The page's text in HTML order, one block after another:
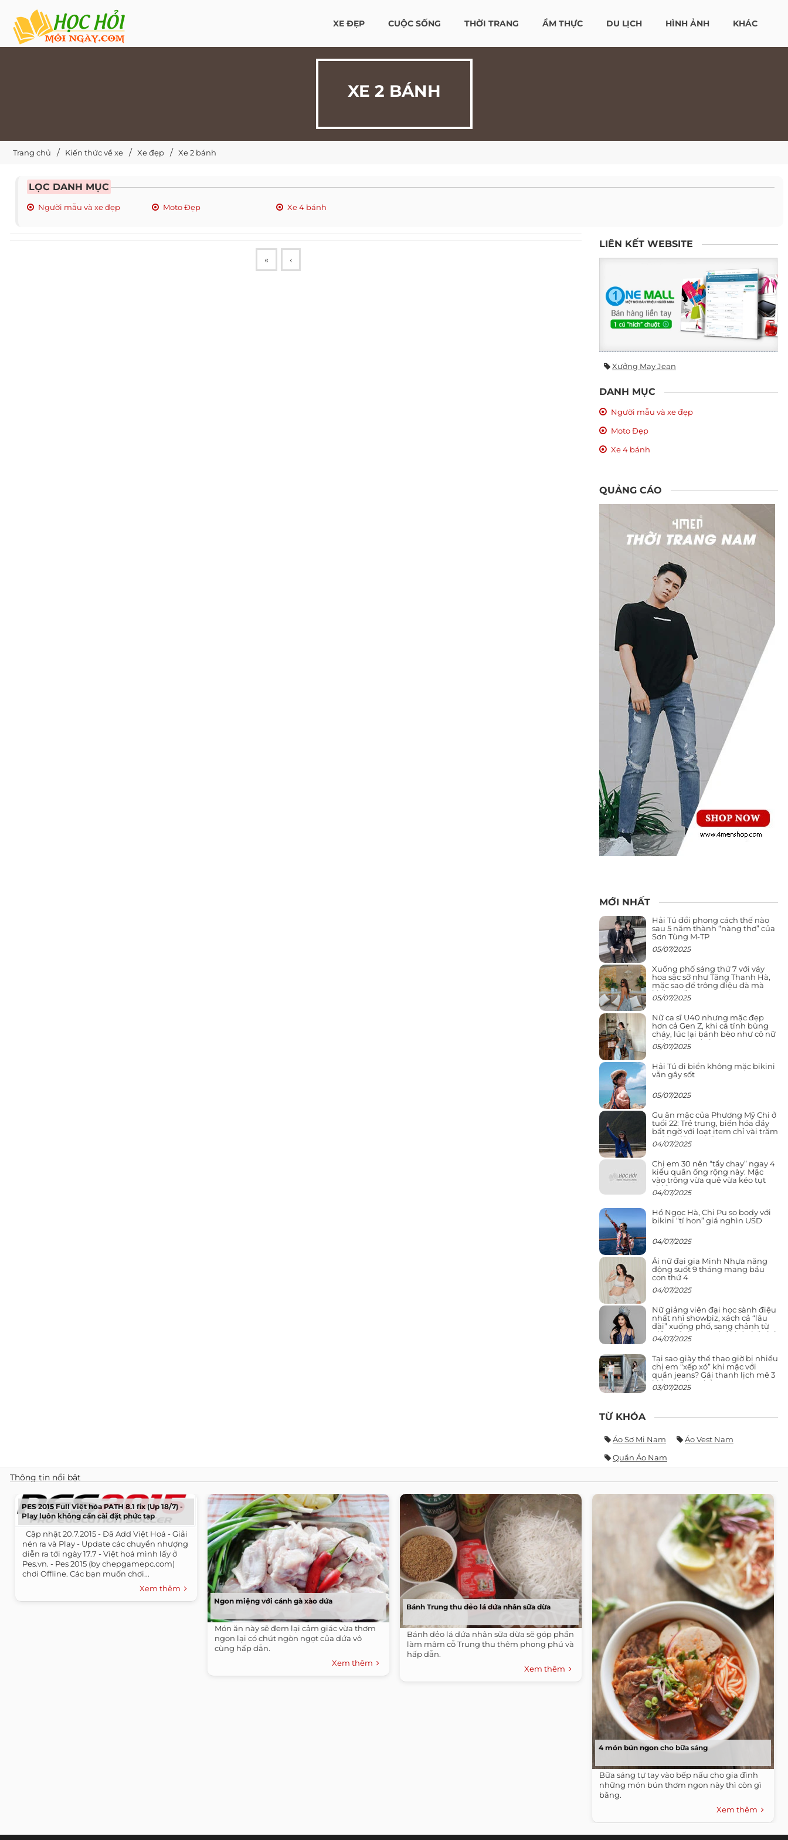
XE ĐẸP CUỘC SỐNG THỜI TRANG ẨM THỰC DU LỊCH HÌNH ẢNH KHÁC
XE 2 BÁNH
Trang chủ Kiến thức về xe Xe đẹp Xe 2 bánh
LỌC DANH MỤC
Người mẫu và xe đẹp Moto Đẹp Xe 4 bánh
« ‹
LIÊN KẾT WEBSITE
Xưởng May Jean
DANH MỤC
Người mẫu và xe đẹp
Moto Đẹp
Xe 4 bánh
QUẢNG CÁO
MỚI NHẤT
Hải Tú đổi phong cách thế nào
sau 5 năm thành “nàng thơ” của
Sơn Tùng M-TP
05/07/2025
Xuống phố sáng thứ 7 với váy
hoa sặc sỡ như Tăng Thanh Hà,
mặc sao để trông điệu đà mà
không sến
05/07/2025
Nữ ca sĩ U40 nhưng mặc đẹp
hơn cả Gen Z, khi cá tính bùng
cháy, lúc lại bánh bèo như cô nữ
chính ngôn tình
05/07/2025
Hải Tú đi biển không mặc bikini
vẫn gây sốt
05/07/2025
Gu ăn mặc của Phương Mỹ Chi ở
tuổi 22: Trẻ trung, biến hóa đầy
bất ngờ với loạt item chỉ vài trăm
nghìn đã mua được
04/07/2025
Chị em 30 nên “tẩy chay” ngay 4
kiểu quần ống rộng này: Mặc
vào trông vừa quê vừa kéo tụt
chiều cao
04/07/2025
Hồ Ngọc Hà, Chi Pu so body với
bikini “tí hon” giá nghìn USD
04/07/2025
Ái nữ đại gia Minh Nhựa năng
động suốt 9 tháng mang bầu
con thứ 4
04/07/2025
Nữ giảng viên đại học sành điệu
nhất nhì showbiz, xách cả “lâu
đài” xuống phố, sang chảnh từ
giảng đường ra phố khó ai đọ lại
04/07/2025
Tại sao giày thể thao giờ bị nhiều
chị em “xếp xó” khi mặc với
quần jeans? Gái thanh lịch mê 3
kiểu này hơn hẳn
03/07/2025
TỪ KHÓA
Áo Sơ Mi Nam
Áo Vest Nam
Quần Áo Nam
Thông tin nổi bật
PES 2015 Full Việt hóa PATH 8.1 fix (Up 18/7) -
Play luôn không cần cài đặt phức tạp
​ ​ Cập nhật 20.7.2015 - Đã Add Việt Hoá - Giải
nén ra và Play - Update các chuyển nhượng
diễn ra tới ngày 17.7 - Việt hoá mình lấy ở
Pes.vn. - Pes 2015 (by chepgamepc.com)
chơi Offline. Các bạn muốn chơi...
Xem thêm
Ngon miệng với cánh gà xào dứa
Món ăn này sẽ đem lại cảm giác vừa thơm
ngon lại có chút ngòn ngọt của dứa vô
cùng hấp dẫn.
Xem thêm
Bánh Trung thu dẻo lá dứa nhân sữa dừa
Bánh dẻo lá dứa nhân sữa dừa sẽ góp phần
làm mâm cỗ Trung thu thêm phong phú và
hấp dẫn.
Xem thêm
4 món bún ngon cho bữa sáng
Bữa sáng tự tay vào bếp nấu cho gia đình
những món bún thơm ngon này thì còn gì
bằng.
Xem thêm